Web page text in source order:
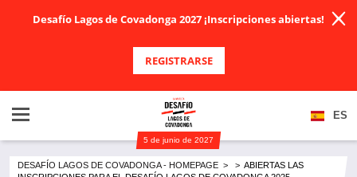
Desafío Lagos de Covadonga 2027 ¡Inscripciones abiertas!
REGISTRARSE
ES
5 de junio de 2027
DESAFÍO LAGOS DE COVADONGA - HOMEPAGE > > ABIERTAS LAS